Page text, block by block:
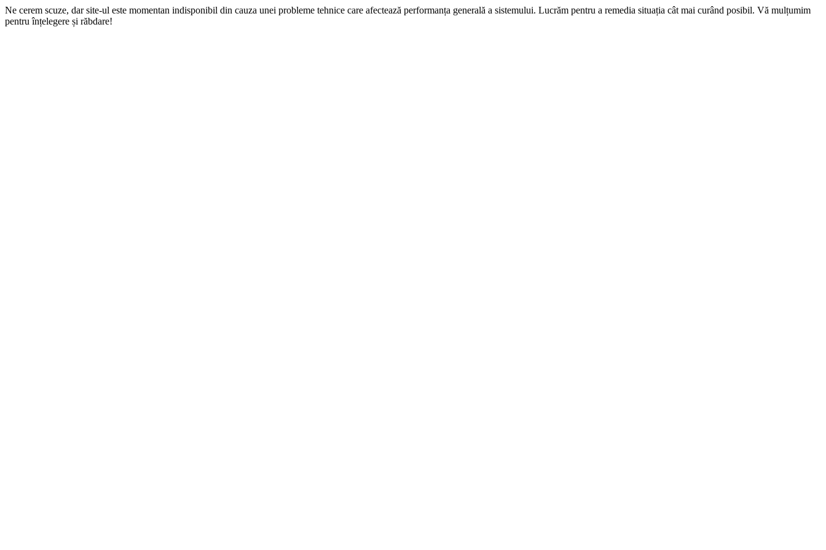
Ne cerem scuze, dar site-ul este momentan indisponibil din cauza unei probleme tehnice care afectează performanța generală a sistemului. Lucrăm pentru a remedia situația cât mai curând posibil. Vă mulțumim
pentru înțelegere și răbdare!